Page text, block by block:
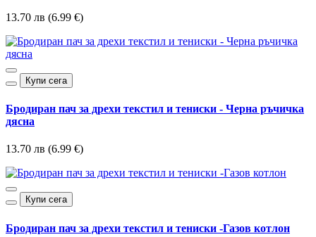
13.70 лв (6.99 €)
Купи сега
Бродиран пач за дрехи текстил и тениски - Черна ръчичка
дясна
13.70 лв (6.99 €)
Купи сега
Бродиран пач за дрехи текстил и тениски -Газов котлон